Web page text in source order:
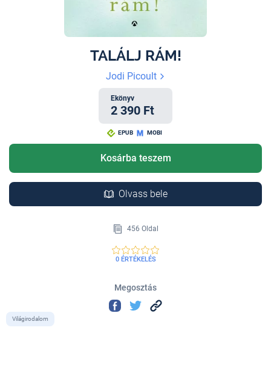
TALÁLJ RÁM!
Jodi Picoult
Ekönyv
2 390 Ft
EPUB MOBI
Kosárba teszem
Olvass bele
456 Oldal
0 ÉRTÉKELÉS
Megosztás
Világirodalom